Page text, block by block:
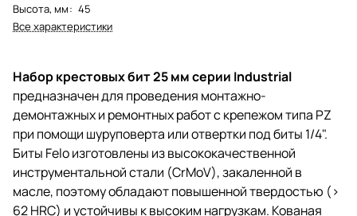
Высота, мм: 45
Все характеристики
Набор крестовых бит 25 мм серии Industrial
предназначен для проведения монтажно-
демонтажных и ремонтных работ с крепежом типа PZ
при помощи шуруповерта или отвертки под биты 1/4".
Биты Felo изготовлены из высококачественной
инструментальной стали (CrMoV), закаленной в
масле, поэтому обладают повышенной твердостью (>
62 HRC) и устойчивы к высоким нагрузкам. Кованая